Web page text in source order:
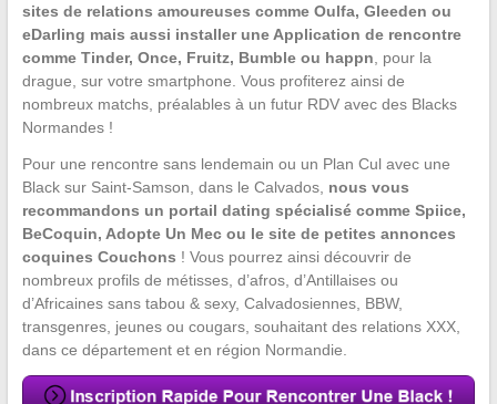
sites de relations amoureuses comme Oulfa, Gleeden ou
eDarling mais aussi installer une Application de rencontre
comme Tinder, Once, Fruitz, Bumble ou happn , pour la
drague, sur votre smartphone. Vous profiterez ainsi de
nombreux matchs, préalables à un futur RDV avec des Blacks
Normandes !
Pour une rencontre sans lendemain ou un Plan Cul avec une
Black sur Saint-Samson, dans le Calvados, nous vous
recommandons un portail dating spécialisé comme Spiice,
BeCoquin, Adopte Un Mec ou le site de petites annonces
coquines Couchons ! Vous pourrez ainsi découvrir de
nombreux profils de métisses, d’afros, d’Antillaises ou
d’Africaines sans tabou & sexy, Calvadosiennes, BBW,
transgenres, jeunes ou cougars, souhaitant des relations XXX,
dans ce département et en région Normandie.